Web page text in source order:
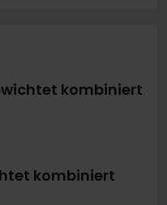
kombiniert
kombiniert